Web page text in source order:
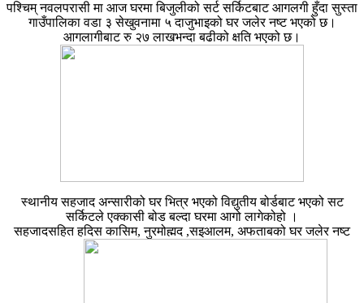
पश्चिम् नवलपरासी मा आज घरमा बिजुलीको सर्ट सर्किटबाट आगलगी हुँदा सुस्ता
गाउँपालिका वडा ३ सेखुवनामा ५ दाजुभाइको घर जलेर नष्ट भएको छ।
आगलागीबाट रु २७ लाखभन्दा बढीको क्षति भएको छ।
स्थानीय सहजाद अन्सारीको घर भित्र भएको विद्युतीय बोर्डबाट भएको सट
सर्किटले एक्कासी बोड बल्दा घरमा आगो लागेकोहो ।
सहजादसहित हदिस कासिम, नुरमोह्मद ,सइआलम, अफताबको घर जलेर नष्ट